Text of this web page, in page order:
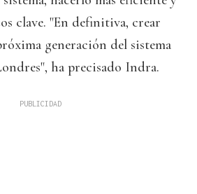
clave. "En definitiva, crear
generación del sistema
ha precisado Indra.